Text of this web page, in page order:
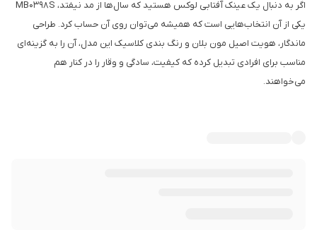
اگر به دنبال یک عینک آفتابی لوکس هستید که سال‌ها از مد نیفتد، MB0398S
یکی از آن انتخاب‌هایی است که همیشه می‌توان روی آن حساب کرد. طراحی
ماندگار، هویت اصیل مون بلان و رنگ بندی کلاسیک این مدل، آن را به گزینه‌ای
مناسب برای افرادی تبدیل کرده که کیفیت، سادگی و وقار را در کنار هم
می‌خواهند.